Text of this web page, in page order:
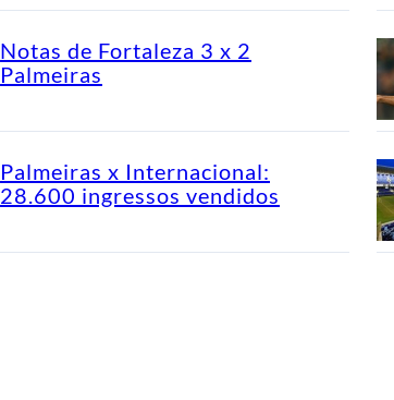
Notas de Fortaleza 3 x 2
Palmeiras
Palmeiras x Internacional:
28.600 ingressos vendidos